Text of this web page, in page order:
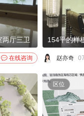
两厅三卫
 在线咨询 赵亦奇
区位